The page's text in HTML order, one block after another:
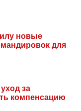
новые
для
за
компенсацию